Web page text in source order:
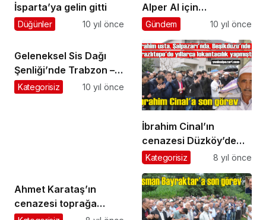
İsparta’ya gelin gitti
Düğünler 10 yıl önce
Alper Al için
Şalpazarı’na geldi
Gündem 10 yıl önce
Geleneksel Sis Dağı
Şenliği’nde Trabzon –
Giresun elele
Kategorisiz 10 yıl önce
İbrahim Cinal’ın
cenazesi Düzköy’de
toprağa verildi
Kategorisiz 8 yıl önce
Ahmet Karataş’ın
cenazesi toprağa
verildi